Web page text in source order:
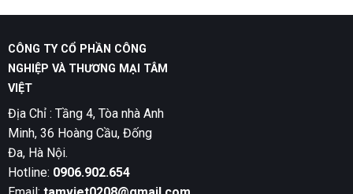
CÔNG TY CỔ PHẦN CÔNG
NGHIỆP VÀ THƯƠNG MẠI TÂM
VIỆT
Địa Chỉ : Tầng 4, Tòa nhà Anh
Minh, 36 Hoàng Cầu, Đống
Đa, Hà Nội.
Hotline: 0906.902.654